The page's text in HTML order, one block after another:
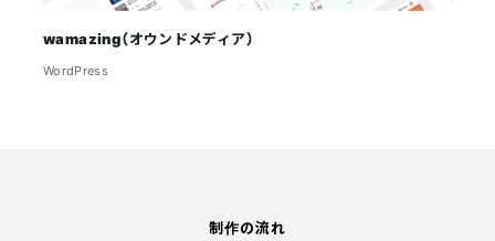
wamazing（オウンドメディア）
WordPress
制作の流れ